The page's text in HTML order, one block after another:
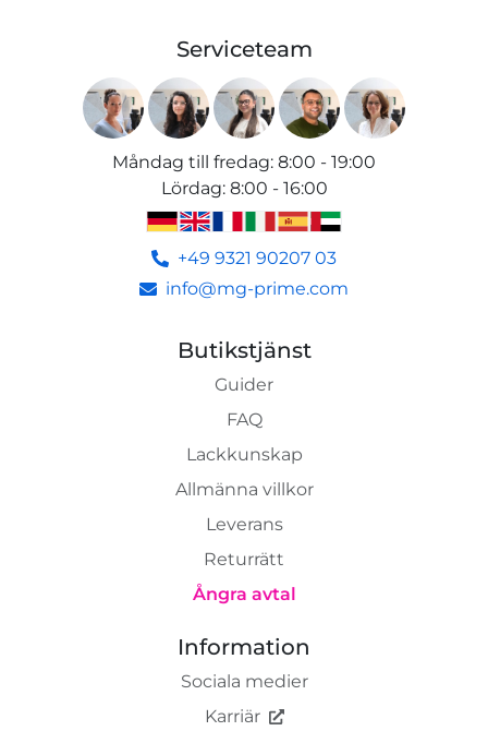
Serviceteam
Måndag till fredag: 8:00 - 19:00
Lördag: 8:00 - 16:00
+49 9321 90207 03
info@mg-prime.com
Butikstjänst
Guider
FAQ
Lackkunskap
Allmänna villkor
Leverans
Returrätt
Ångra avtal
Information
Sociala medier
Karriär